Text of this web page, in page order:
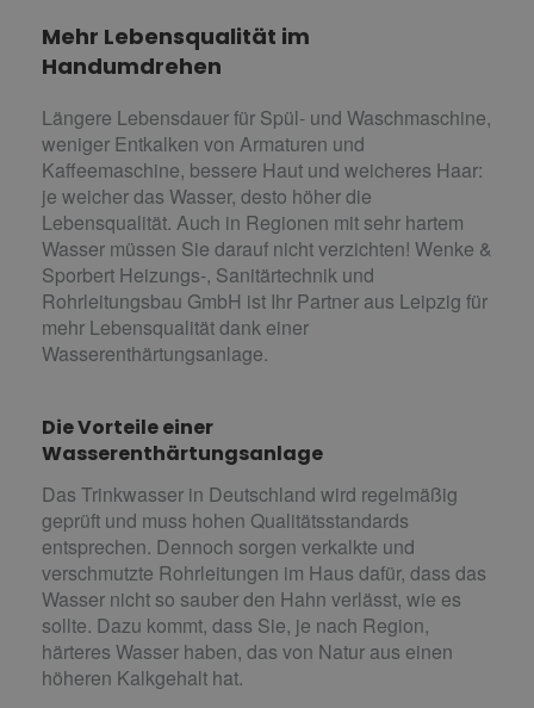
Mehr Lebensqualität im
Handumdrehen
Längere Lebensdauer für Spül- und Waschmaschine,
weniger Entkalken von Armaturen und
Kaffeemaschine, bessere Haut und weicheres Haar:
je weicher das Wasser, desto höher die
Lebensqualität. Auch in Regionen mit sehr hartem
Wasser müssen Sie darauf nicht verzichten! Wenke &
Sporbert Heizungs-, Sanitärtechnik und
Rohrleitungsbau GmbH ist Ihr Partner aus Leipzig für
mehr Lebensqualität dank einer
Wasserenthärtungsanlage.
Die Vorteile einer
Wasserenthärtungsanlage
Das Trinkwasser in Deutschland wird regelmäßig
geprüft und muss hohen Qualitätsstandards
entsprechen. Dennoch sorgen verkalkte und
verschmutzte Rohrleitungen im Haus dafür, dass das
Wasser nicht so sauber den Hahn verlässt, wie es
sollte. Dazu kommt, dass Sie, je nach Region,
härteres Wasser haben, das von Natur aus einen
höheren Kalkgehalt hat.